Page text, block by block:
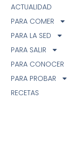
ACTUALIDAD
PARA COMER
PARA LA SED
PARA SALIR
PARA CONOCER
PARA PROBAR
RECETAS